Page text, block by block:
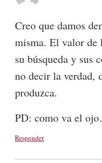
Creo que damos
misma. El valor de
su búsqueda y sus
no decir la verdad,
produzca.
PD: como va el
Responder